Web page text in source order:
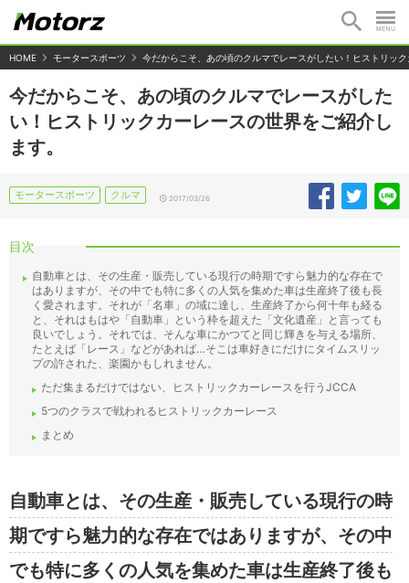
HOME モータースポーツ 今だからこそ、あの頃のクルマでレースがしたい！ヒストリッ
今だからこそ、あの頃のクルマでレースがした
い！ヒストリックカーレースの世界をご紹介し
ます。
モータースポーツ クルマ 2017/03/26
目次
自動車とは、その生産・販売している現行の時期ですら魅力的な存在で
はありますが、その中でも特に多くの人気を集めた車は生産終了後も長
く愛されます。それが「名車」の域に達し、生産終了から何十年も経る
と、それはもはや「自動車」という枠を超えた「文化遺産」と言っても
良いでしょう。それでは、そんな車にかつてと同じ輝きを与える場所、
たとえば「レース」などがあれば…そこは車好きにだけにタイムスリッ
プの許された、楽園かもしれません。
ただ集まるだけではない、ヒストリックカーレースを行うJCCA
5つのクラスで戦われるヒストリックカーレース
まとめ
自動車とは、その生産・販売している現行の時
期ですら魅力的な存在ではありますが、その中
でも特に多くの人気を集めた車は生産終了後も